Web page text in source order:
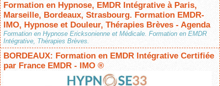
Formation en Hypnose, EMDR Intégrative à Paris,
Marseille, Bordeaux, Strasbourg. Formation EMDR-
IMO, Hypnose et Douleur, Thérapies Brèves - Agenda
Formation en Hypnose Ericksonienne et Médicale. Formation en EMDR
Intégrative, Thérapies Brèves.
BORDEAUX: Formation en EMDR Intégrative Certifiée
par France EMDR - IMO ®